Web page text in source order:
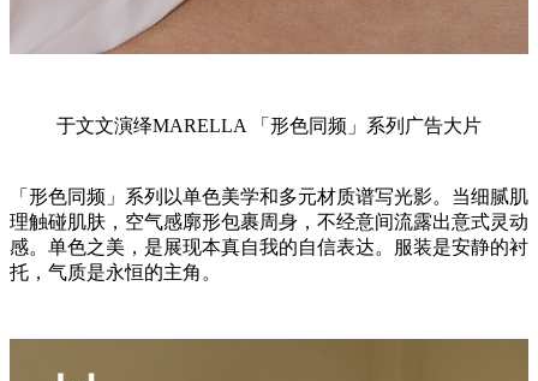
于文文演绎MARELLA 「形色同频」系列广告大片
「形色同频」系列以单色美学和多元材质谱写光影。当细腻肌
理触碰肌肤，空气感廓形包裹周身，不经意间流露出意式灵动
感。单色之美，是展现本真自我的自信表达。服装是安静的衬
托，气质是永恒的主角。